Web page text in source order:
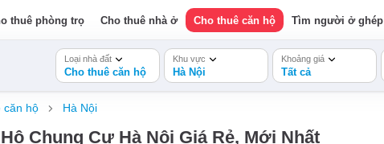
thuê phòng trọ Cho thuê nhà ở Cho thuê căn hộ Tìm người ở ghép
Loại nhà đất
Cho thuê căn hộ
Khu vực
Hà Nội
Khoảng giá
Tất cả
căn hộ Hà Nội
Chung Cư Hà Nội Giá Rẻ, Mới Nhất